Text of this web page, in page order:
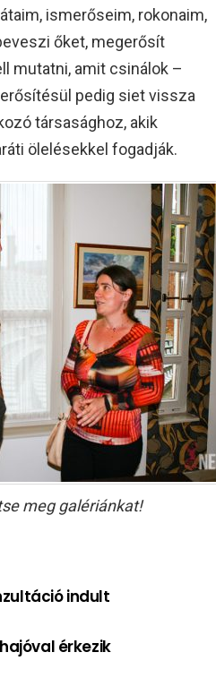
ismerőseim, rokonaim,
őket, megerősít
mutatni, amit csinálok –
pedig siet vissza
társasághoz, akik
ölelésekkel fogadják.
meg galériánkat!
indult
érkezik